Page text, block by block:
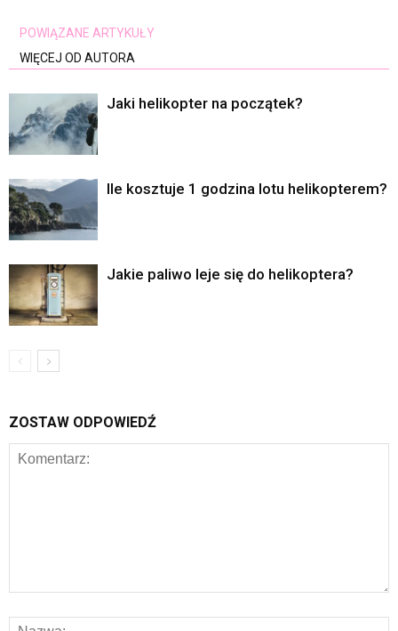
POWIĄZANE ARTYKUŁY
WIĘCEJ OD AUTORA
Jaki helikopter na początek?
Ile kosztuje 1 godzina lotu helikopterem?
Jakie paliwo leje się do helikoptera?
ZOSTAW ODPOWIEDŹ